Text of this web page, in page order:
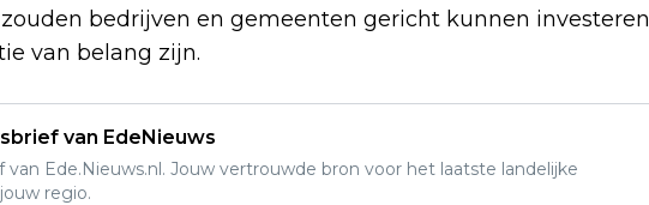
bedrijven en gemeenten gericht kunnen investeren
van belang zijn.
van EdeNieuws
van Ede.Nieuws.nl. Jouw vertrouwde bron voor het laatste landelijke
regio.